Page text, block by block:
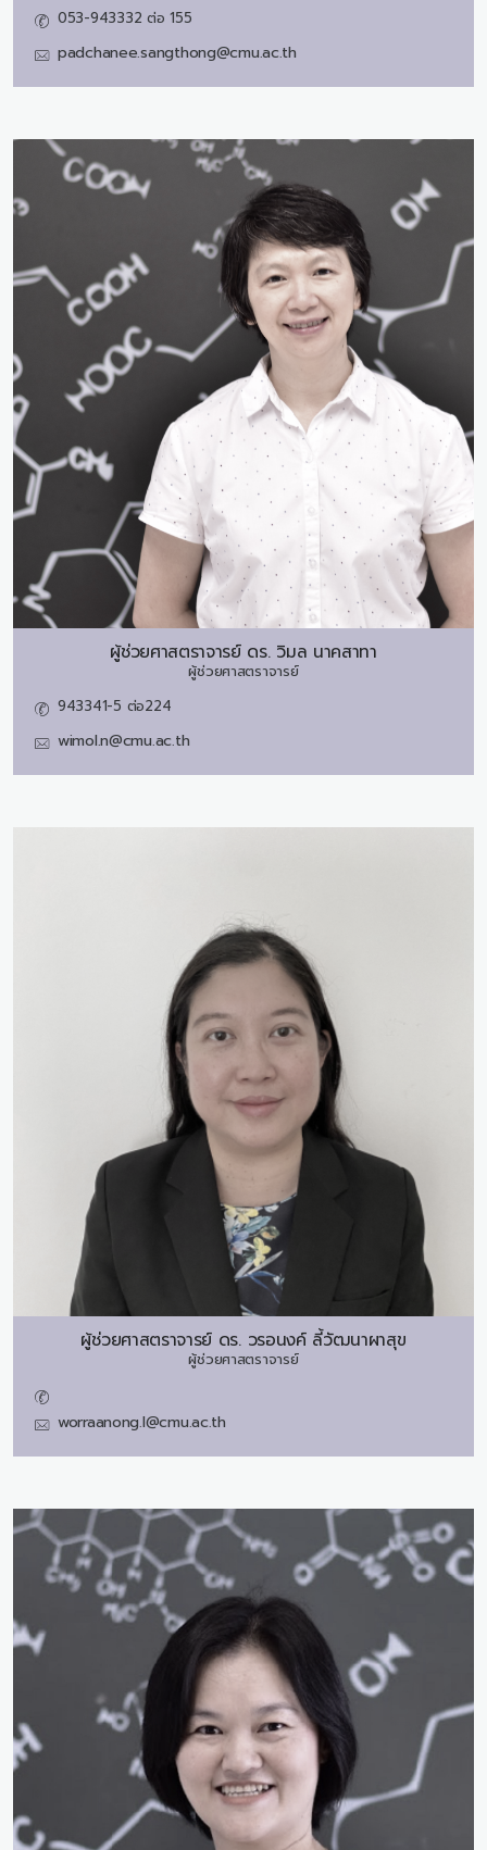
053-943332 ต่อ 155
padchanee.sangthong@cmu.ac.th
ผู้ช่วยศาสตราจารย์ ดร. วิมล นาคสาทา
ผู้ช่วยศาสตราจารย์
943341-5 ต่อ224
wimol.n@cmu.ac.th
ผู้ช่วยศาสตราจารย์ ดร. วรอนงค์ ลี้วัฒนาผาสุข
ผู้ช่วยศาสตราจารย์
worraanong.l@cmu.ac.th